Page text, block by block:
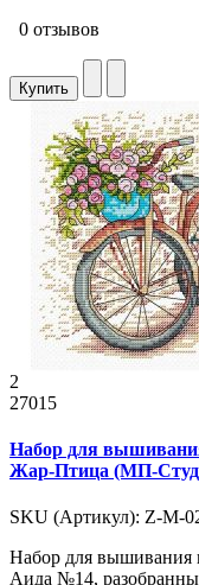
0 отзывов
Купить
2
27015
Набор для
Жар-Птица (МП-
SKU (Артикул): Z-М-
Набор для вышивания
Аида №14,